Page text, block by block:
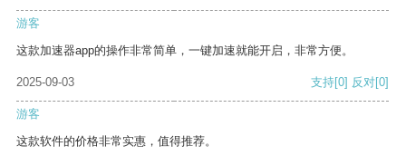
游客
这款加速器app的操作非常简单，一键加速就能开启，非常方便。
2025-09-03 支持[0] 反对[0]
游客
这款软件的价格非常实惠，值得推荐。